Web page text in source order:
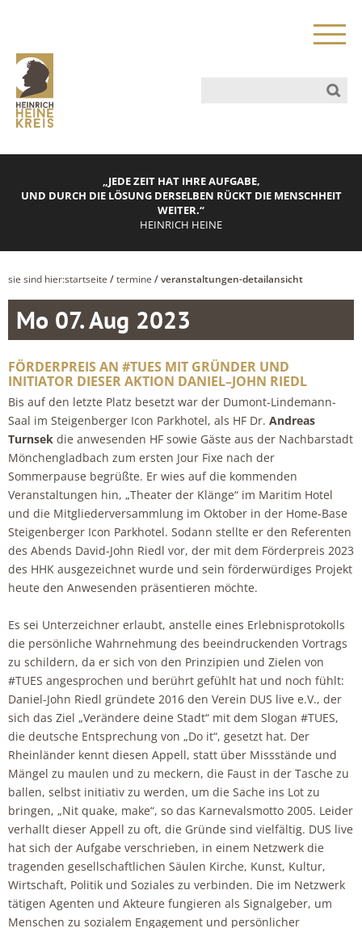
„JEDE ZEIT HAT IHRE AUFGABE,
UND DURCH DIE LÖSUNG DERSELBEN RÜCKT DIE MENSCHHEIT
WEITER.“
HEINRICH HEINE
sie sind hier:startseite /termine / veranstaltungen-detailansicht
Mo 07. Aug 2023
FÖRDERPREIS AN #TUES MIT GRÜNDER UND
INITIATOR DIESER AKTION DANIEL–JOHN RIEDL
Bis auf den letzte Platz besetzt war der Dumont-Lindemann-
Saal im Steigenberger Icon Parkhotel, als HF Dr. Andreas
Turnsek die anwesenden HF sowie Gäste aus der Nachbarstadt
Mönchengladbach zum ersten Jour Fixe nach der
Sommerpause begrüßte. Er wies auf die kommenden
Veranstaltungen hin, „Theater der Klänge“ im Maritim Hotel
und die Mitgliederversammlung im Oktober in der Home-Base
Steigenberger Icon Parkhotel. Sodann stellte er den Referenten
des Abends David-John Riedl vor, der mit dem Förderpreis 2023
des HHK ausgezeichnet wurde und sein förderwürdiges Projekt
heute den Anwesenden präsentieren möchte.
Es sei Unterzeichner erlaubt, anstelle eines Erlebnisprotokolls
die persönliche Wahrnehmung des beeindruckenden Vortrags
zu schildern, da er sich von den Prinzipien und Zielen von
#TUES angesprochen und berührt gefühlt hat und noch fühlt:
Daniel-John Riedl gründete 2016 den Verein DUS live e.V., der
sich das Ziel „Verändere deine Stadt“ mit dem Slogan #TUES,
die deutsche Entsprechung von „Do it“, gesetzt hat. Der
Rheinländer kennt diesen Appell, statt über Missstände und
Mängel zu maulen und zu meckern, die Faust in der Tasche zu
ballen, selbst initiativ zu werden, um die Sache ins Lot zu
bringen, „Nit quake, make“, so das Karnevalsmotto 2005. Leider
verhallt dieser Appell zu oft, die Gründe sind vielfältig. DUS live
hat sich der Aufgabe verschrieben, in einem Netzwerk die
tragenden gesellschaftlichen Säulen Kirche, Kunst, Kultur,
Wirtschaft, Politik und Soziales zu verbinden. Die im Netzwerk
tätigen Agenten und Akteure fungieren als Signalgeber, um
Menschen zu sozialem Engagement und persönlicher